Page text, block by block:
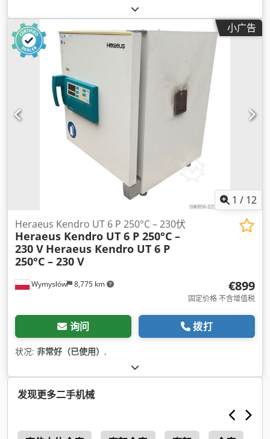
小广告
1 / 12
Wymysłów 8,775 km
Heraeus Kendro UT 6 P 250°C – 230伏
Heraeus Kendro UT 6 P 250°C –
230 V Heraeus Kendro UT 6 P
250°C – 230 V
€899
固定价格 不含增值税
询问 拨打
状况: 非常好（已使用） ,
发现更多二手机械